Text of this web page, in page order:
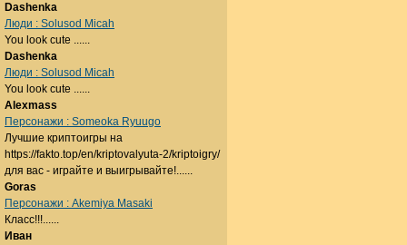
Dashenka
Люди : Solusod Micah
You look cute ......
Dashenka
Люди : Solusod Micah
You look cute ......
Alexmass
Персонажи : Someoka Ryuugo
Лучшие криптоигры на
https://fakto.top/en/kriptovalyuta-2/kriptoigry/
для вас - играйте и выигрывайте!......
Goras
Персонажи : Akemiya Masaki
Класс!!!......
Иван